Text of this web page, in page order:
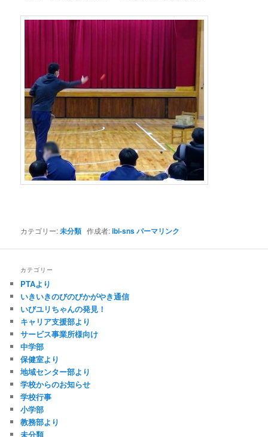
カテゴリー:未分類 作成者:ibi-snsパーマリンク
カテゴリー
PTAより
いきいきのびのびかがやき通信
いびユリちゃんの発見！
キャリア支援部より
サービス事業所様向け
中学部
保健室より
地域センター部より
学校からのお知らせ
学校行事
小学部
教務部より
未分類